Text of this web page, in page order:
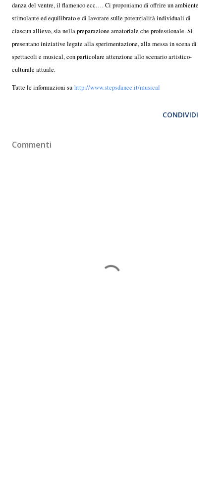
danza del ventre, il flamenco ecc…. Ci proponiamo di offrire un ambiente
stimolante ed equilibrato e di lavorare sulle potenzialità individuali di
ciascun allievo, sia nella preparazione amatoriale che professionale. Si
presentano iniziative legate alla sperimentazione, alla messa in scena di
spettacoli e musical, con particolare attenzione allo scenario artistico-
culturale attuale.
Tutte le informazioni su http://www.stepsdance.it/musical
CONDIVIDI
Commenti